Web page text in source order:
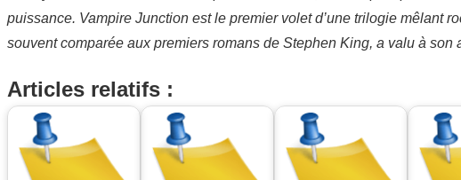
puissance. Vampire Junction est le premier volet d’une trilogie mêlant
souvent comparée aux premiers romans de Stephen King, a valu à son
Articles relatifs :